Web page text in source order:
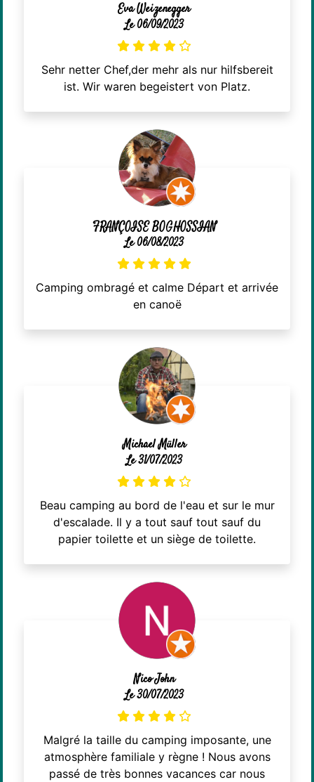
Eva Weizenegger
Le 06/09/2023
Sehr netter Chef,der mehr als nur hilfsbereit
ist. Wir waren begeistert von Platz.
FRANÇOISE BOGHOSSIAN
Le 06/08/2023
Camping ombragé et calme Départ et arrivée
en canoë
Michael Müller
Le 31/07/2023
Beau camping au bord de l'eau et sur le mur
d'escalade. Il y a tout sauf tout sauf du
papier toilette et un siège de toilette.
Nico John
Le 30/07/2023
Malgré la taille du camping imposante, une
atmosphère familiale y règne ! Nous avons
passé de très bonnes vacances car nous